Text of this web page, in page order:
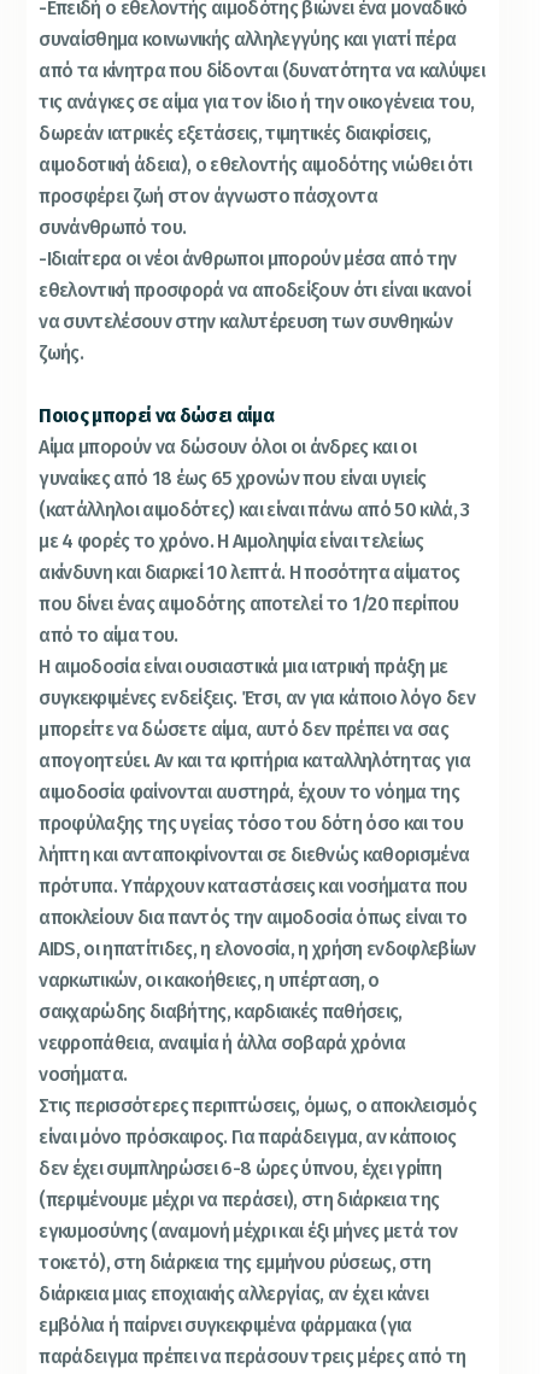
-Επειδή ο εθελοντής αιμοδότης βιώνει ένα μοναδικό
συναίσθημα κοινωνικής αλληλεγγύης και γιατί πέρα
από τα κίνητρα που δίδονται (δυνατότητα να καλύψει
τις ανάγκες σε αίμα για τον ίδιο ή την οικογένεια του,
δωρεάν ιατρικές εξετάσεις, τιμητικές διακρίσεις,
αιμοδοτική άδεια), ο εθελοντής αιμοδότης νιώθει ότι
προσφέρει ζωή στον άγνωστο πάσχοντα
συνάνθρωπό του.
-Ιδιαίτερα οι νέοι άνθρωποι μπορούν μέσα από την
εθελοντική προσφορά να αποδείξουν ότι είναι ικανοί
να συντελέσουν στην καλυτέρευση των συνθηκών
ζωής.
Ποιος μπορεί να δώσει αίμα
Αίμα μπορούν να δώσουν όλοι οι άνδρες και οι
γυναίκες από 18 έως 65 χρονών που είναι υγιείς
(κατάλληλοι αιμοδότες) και είναι πάνω από 50 κιλά, 3
με 4 φορές το χρόνο. Η Αιμοληψία είναι τελείως
ακίνδυνη και διαρκεί 10 λεπτά. Η ποσότητα αίματος
που δίνει ένας αιμοδότης αποτελεί το 1/20 περίπου
από το αίμα του.
Η αιμοδοσία είναι ουσιαστικά μια ιατρική πράξη με
συγκεκριμένες ενδείξεις. Έτσι, αν για κάποιο λόγο δεν
μπορείτε να δώσετε αίμα, αυτό δεν πρέπει να σας
απογοητεύει. Αν και τα κριτήρια καταλληλότητας για
αιμοδοσία φαίνονται αυστηρά, έχουν το νόημα της
προφύλαξης της υγείας τόσο του δότη όσο και του
λήπτη και ανταποκρίνονται σε διεθνώς καθορισμένα
πρότυπα. Υπάρχουν καταστάσεις και νοσήματα που
αποκλείουν δια παντός την αιμοδοσία όπως είναι το
AIDS, οι ηπατίτιδες, η ελονοσία, η χρήση ενδοφλεβίων
ναρκωτικών, οι κακοήθειες, η υπέρταση, ο
σακχαρώδης διαβήτης, καρδιακές παθήσεις,
νεφροπάθεια, αναιμία ή άλλα σοβαρά χρόνια
νοσήματα.
Στις περισσότερες περιπτώσεις, όμως, ο αποκλεισμός
είναι μόνο πρόσκαιρος. Για παράδειγμα, αν κάποιος
δεν έχει συμπληρώσει 6-8 ώρες ύπνου, έχει γρίπη
(περιμένουμε μέχρι να περάσει), στη διάρκεια της
εγκυμοσύνης (αναμονή μέχρι και έξι μήνες μετά τον
τοκετό), στη διάρκεια της εμμήνου ρύσεως, στη
διάρκεια μιας εποχιακής αλλεργίας, αν έχει κάνει
εμβόλια ή παίρνει συγκεκριμένα φάρμακα (για
παράδειγμα πρέπει να περάσουν τρεις μέρες από τη